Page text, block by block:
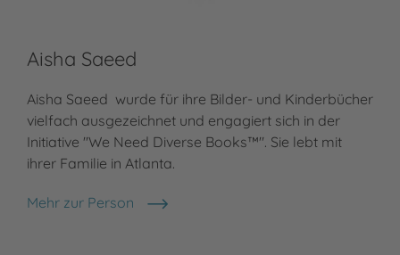
Aisha Saeed
Aisha Saeed wurde für ihre Bilder- und Kinderbücher
vielfach ausgezeichnet und engagiert sich in der
Initiative "We Need Diverse Books™". Sie lebt mit
ihrer Familie in Atlanta.
Mehr zur Person
Aisha Saeed